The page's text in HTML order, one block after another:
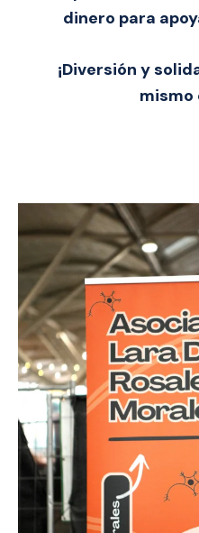
dinero para
¡Diversión y
mismo